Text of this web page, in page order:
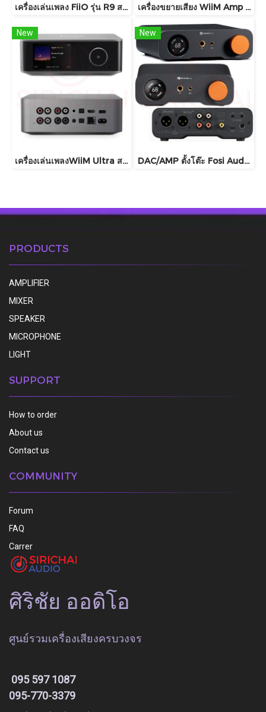
เครื่องเล่นเพลง FiiO รุ่น R9 สตรีมมิ่งตั้งโต๊ะ DAP+DAC+AMP ครบจบในตัวเดียว เครื่องขยายเสียง WiiM Amp Ultra
New
เครื่องเล่นเพลงWiiM Ultra สตรีมมิ่งแบบดิจิทัล
New
DAC/AMP ตั้งโต๊ะ Fosi Audio ZH3 แบบ All-in-One
PRODUCTS
AMPLIFIER
MIXER
SPEAKER
MICROPHONE
LIGHT
SUPPORT
How to order
About us
Contact us
COMMUNITY
Forum
FAQ
Carrer
ศิริชัย ออดิโอ
ศูนย์รวมเครื่องเสียงครบวงจร
095 597 1087
095-770-3379